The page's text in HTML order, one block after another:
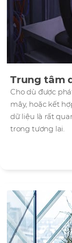
Trung tâm
Cho dù được
mây, hoặc kết
dữ liệu là rất
trong tương lai.